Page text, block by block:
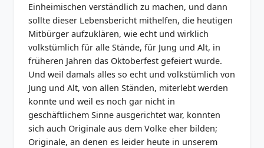
Einheimischen verständlich zu machen, und dann
sollte dieser Lebensbericht mithelfen, die heutigen
Mitbürger aufzuklären, wie echt und wirklich
volkstümlich für alle Stände, für Jung und Alt, in
früheren Jahren das Oktoberfest gefeiert wurde.
Und weil damals alles so echt und volkstümlich von
Jung und Alt, von allen Ständen, miterlebt werden
konnte und weil es noch gar nicht in
geschäftlichem Sinne ausgerichtet war, konnten
sich auch Originale aus dem Volke eher bilden;
Originale, an denen es leider heute in unserem